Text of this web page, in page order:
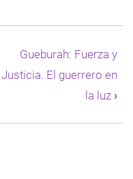
Gueburah: Fuerza y
Justicia. El guerrero en
la luz ›